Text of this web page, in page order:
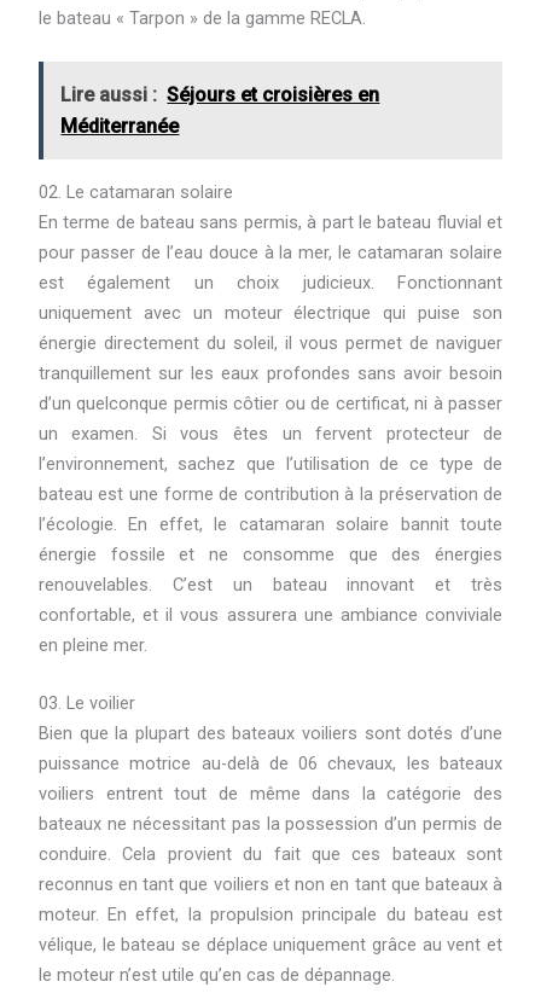
le bateau « Tarpon » de la gamme RECLA.
Lire aussi : Séjours et croisières en
Méditerranée
02. Le catamaran solaire
En terme de bateau sans permis, à part le bateau fluvial et
pour passer de l’eau douce à la mer, le catamaran solaire
est également un choix judicieux. Fonctionnant
uniquement avec un moteur électrique qui puise son
énergie directement du soleil, il vous permet de naviguer
tranquillement sur les eaux profondes sans avoir besoin
d’un quelconque permis côtier ou de certificat, ni à passer
un examen. Si vous êtes un fervent protecteur de
l’environnement, sachez que l’utilisation de ce type de
bateau est une forme de contribution à la préservation de
l’écologie. En effet, le catamaran solaire bannit toute
énergie fossile et ne consomme que des énergies
renouvelables. C’est un bateau innovant et très
confortable, et il vous assurera une ambiance conviviale
en pleine mer.
03. Le voilier
Bien que la plupart des bateaux voiliers sont dotés d’une
puissance motrice au-delà de 06 chevaux, les bateaux
voiliers entrent tout de même dans la catégorie des
bateaux ne nécessitant pas la possession d’un permis de
conduire. Cela provient du fait que ces bateaux sont
reconnus en tant que voiliers et non en tant que bateaux à
moteur. En effet, la propulsion principale du bateau est
vélique, le bateau se déplace uniquement grâce au vent et
le moteur n’est utile qu’en cas de dépannage.